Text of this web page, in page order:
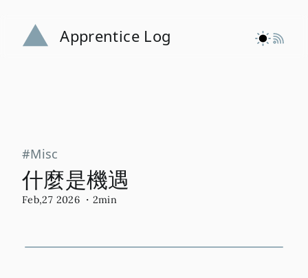
Apprentice Log
Misc
什麼是機遇
Feb,27 2026・2min